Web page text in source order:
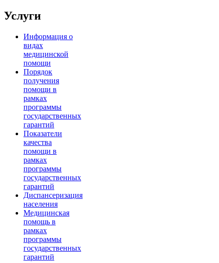
Услуги
Информация о
видах
медицинской
помощи
Порядок
получения
помощи в
рамках
программы
государственных
гарантий
Показатели
качества
помощи в
рамках
программы
государственных
гарантий
Диспансеризация
населения
Медицинская
помощь в
рамках
программы
государственных
гарантий